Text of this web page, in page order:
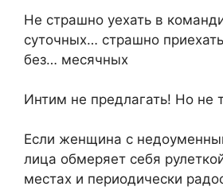
Hе страшно уехать в
суточных… страшно приехать
без… месячных
Интим не предлагать! Но не
Если женщина с
лица обмеряет себя
местах и периодически